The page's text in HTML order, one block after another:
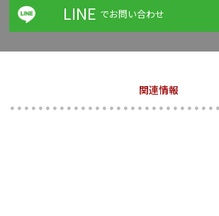
LINE でお問い合わせ
関連情報